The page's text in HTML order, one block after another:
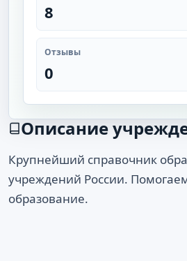
8
Отзывы
0
Описание
Крупнейший справочник
учреждений России.
образование.